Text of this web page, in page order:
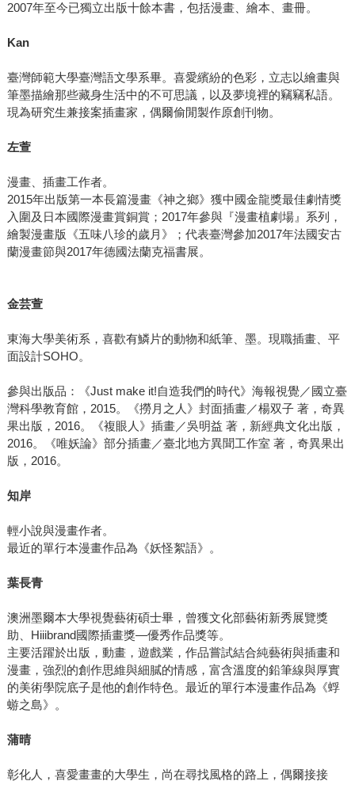
2007年至今已獨立出版十餘本書，包括漫畫、繪本、畫冊。
Kan
臺灣師範大學臺灣語文學系畢。喜愛繽紛的色彩，立志以繪畫與
筆墨描繪那些藏身生活中的不可思議，以及夢境裡的竊竊私語。
現為研究生兼接案插畫家，偶爾偷閒製作原創刊物。
左萱
漫畫、插畫工作者。
2015年出版第一本長篇漫畫《神之鄉》獲中國金龍獎最佳劇情獎
入圍及日本國際漫畫賞銅賞；2017年參與『漫畫植劇場』系列，
繪製漫畫版《五味八珍的歲月》；代表臺灣參加2017年法國安古
蘭漫畫節與2017年德國法蘭克福書展。
金芸萱
東海大學美術系，喜歡有鱗片的動物和紙筆、墨。現職插畫、平
面設計SOHO。
參與出版品：《Just make it!自造我們的時代》海報視覺／國立臺
灣科學教育館，2015。《撈月之人》封面插畫／楊双子 著，奇異
果出版，2016。《複眼人》插畫／吳明益 著，新經典文化出版，
2016。《唯妖論》部分插畫／臺北地方異聞工作室 著，奇異果出
版，2016。
知岸
輕小說與漫畫作者。
最近的單行本漫畫作品為《妖怪絮語》。
葉長青
澳洲墨爾本大學視覺藝術碩士畢，曾獲文化部藝術新秀展覽獎
助、Hiiibrand國際插畫獎—優秀作品獎等。
主要活躍於出版，動畫，遊戲業，作品嘗試結合純藝術與插畫和
漫畫，強烈的創作思維與細膩的情感，富含溫度的鉛筆線與厚實
的美術學院底子是他的創作特色。最近的單行本漫畫作品為《蜉
蝣之島》。
蒲晴
彰化人，喜愛畫畫的大學生，尚在尋找風格的路上，偶爾接接